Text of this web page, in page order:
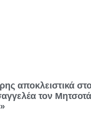
αποκλειστικά
τον